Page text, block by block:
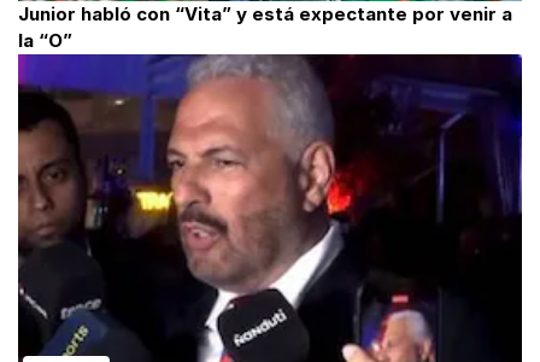
Junior habló con “Vita” y está expectante por venir a
la “O”